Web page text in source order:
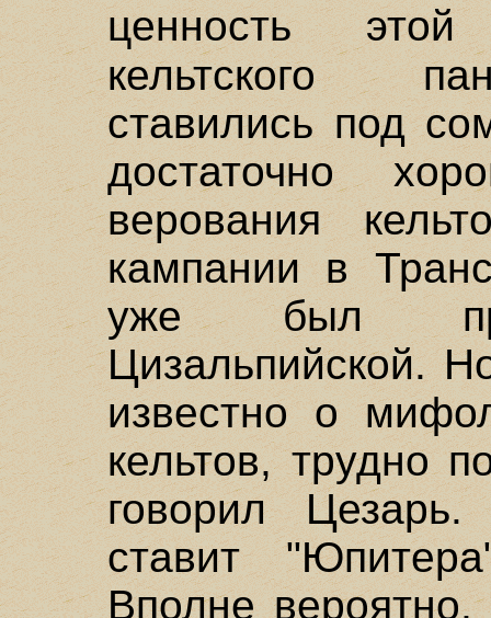
ценность
кельтского
ставились под
достаточно
верования
кампании в
уже был
Цизальпийской.
известно о
кельтов, трудно
говорил
ставит
Вполне